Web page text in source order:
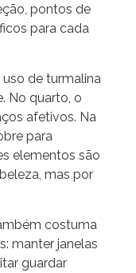
pontos de
para cada
de turmalina
No quarto, o
afetivos. Na
para
elementos são
mas por
costuma
manter janelas
guardar